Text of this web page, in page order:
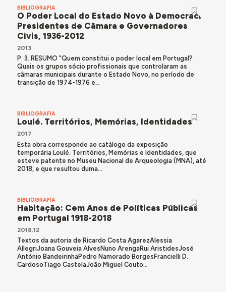
BIBLIOGRAFÍA
O Poder Local do Estado Novo à Democracia:
Presidentes de Câmara e Governadores
Civis, 1936-2012
2013
P. 3. RESUMO "Quem constitui o poder local em Portugal?
Quais os grupos sócio profissionais que controlaram as
câmaras municipais durante o Estado Novo, no período de
transição de 1974-1976 e...
BIBLIOGRAFÍA
Loulé. Territórios, Memórias, Identidades
2017
Esta obra corresponde ao catálogo da exposição
temporária Loulé. Territórios, Memórias e Identidades, que
esteve patente no Museu Nacional de Arqueologia (MNA), até
2018, e que resultou duma...
BIBLIOGRAFÍA
Habitação: Cem Anos de Políticas Públicas
em Portugal 1918-2018
2018.12
Textos da autoria de:Ricardo Costa AgarezAlessia
AllegriJoana Gouveia AlvesNuno ArengaRui AristidesJosé
António BandeirinhaPedro Namorado BorgesFrancielli D.
CardosoTiago CastelaJoão Miguel Couto...